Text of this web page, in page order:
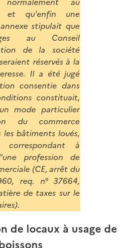
et qu'enfin une
stipulait que
au Conseil
de la société
réservés à la
Il a été jugé
consentie dans
constituait,
mode particulier
du commerce
les bâtiments loués,
correspondant à
profession de
(CE, arrêt du
req. n° 37664,
de taxes sur le
de locaux à usage de